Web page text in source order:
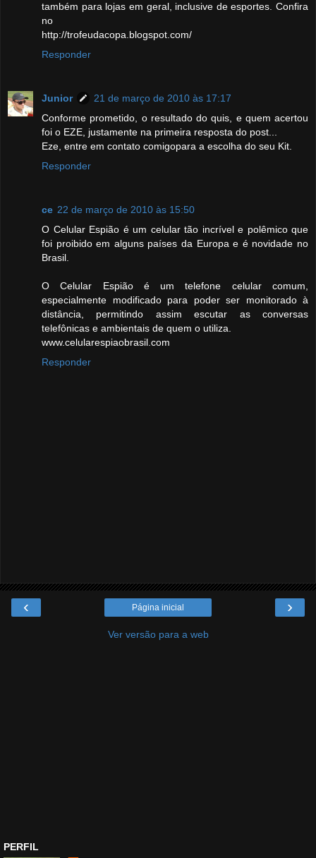
também para lojas em geral, inclusive de esportes. Confira
no
http://trofeudacopa.blogspot.com/
Responder
Junior
21 de março de 2010 às 17:17
Conforme prometido, o resultado do quis, e quem acertou
foi o EZE, justamente na primeira resposta do post...
Eze, entre em contato comigopara a escolha do seu Kit.
Responder
ce 22 de março de 2010 às 15:50
O Celular Espião é um celular tão incrível e polêmico que
foi proibido em alguns países da Europa e é novidade no
Brasil.
O Celular Espião é um telefone celular comum,
especialmente modificado para poder ser monitorado à
distância, permitindo assim escutar as conversas
telefônicas e ambientais de quem o utiliza.
www.celularespiaobrasil.com
Responder
‹ ›
Página inicial
Ver versão para a web
PERFIL